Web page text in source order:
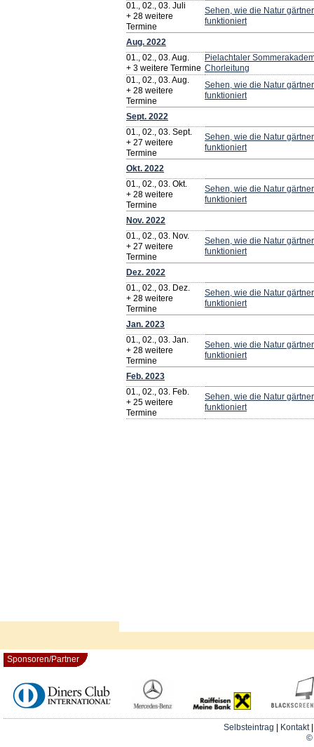
01., 02., 03. Juli
+ 28 weitere
Termine
Sehen, wie die Natur
funktioniert
Aug. 2022
01., 02., 03. Aug.
+ 3 weitere Termine
Pielachtaler
Chorleitung
01., 02., 03. Aug.
+ 28 weitere
Termine
Sehen, wie die Natur
funktioniert
Sept. 2022
01., 02., 03. Sept.
+ 27 weitere
Termine
Sehen, wie die Natur
funktioniert
Okt. 2022
01., 02., 03. Okt.
+ 28 weitere
Termine
Sehen, wie die Natur
funktioniert
Nov. 2022
01., 02., 03. Nov.
+ 27 weitere
Termine
Sehen, wie die Natur
funktioniert
Dez. 2022
01., 02., 03. Dez.
+ 28 weitere
Termine
Sehen, wie die Natur
funktioniert
Jan. 2023
01., 02., 03. Jan.
+ 28 weitere
Termine
Sehen, wie die Natur
funktioniert
Feb. 2023
01., 02., 03. Feb.
+ 25 weitere
Termine
Sehen, wie die Natur
funktioniert
Sponsoren/Partner
Selbsteintrag Kontakt
©